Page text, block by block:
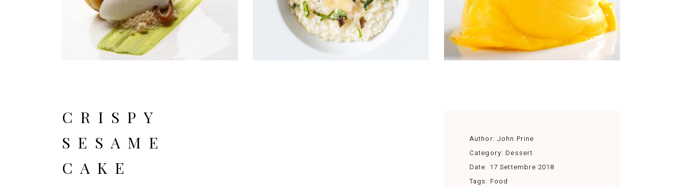
CRISPY
SESAME
CAKE
Author: John Prine
Category: Dessert
Date: 17 Settembre 2018
Tags: Food